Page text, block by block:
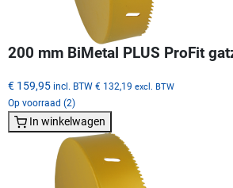
200 mm BiMetal PLUS ProFit
€ 159,95 incl. BTW € 132,19 excl. BTW
Op voorraad (2)
In winkelwagen